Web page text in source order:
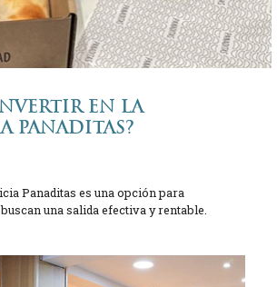
EN LA
PANADITAS?
Panaditas es una opción para
una salida efectiva y rentable.